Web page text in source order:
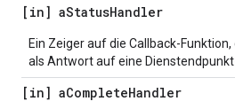
[in] aStatusHandler
Ein Zeiger auf die Callback-
als Antwort auf eine
[in] aCompleteHandler